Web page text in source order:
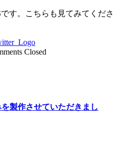
す。こちらも見てみてくださ
Closed
製作させていただきまし